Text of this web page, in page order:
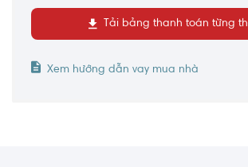
Tải bảng thanh toán từng
Xem hướng dẫn vay mua nhà